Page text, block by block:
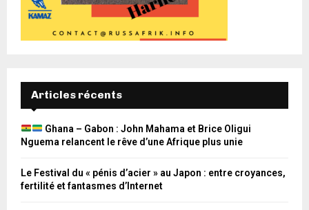
Articles récents
Ghana – Gabon : John Mahama et Brice Oligui
Nguema relancent le rêve d’une Afrique plus unie
Le Festival du « pénis d’acier » au Japon : entre croyances,
fertilité et fantasmes d’Internet